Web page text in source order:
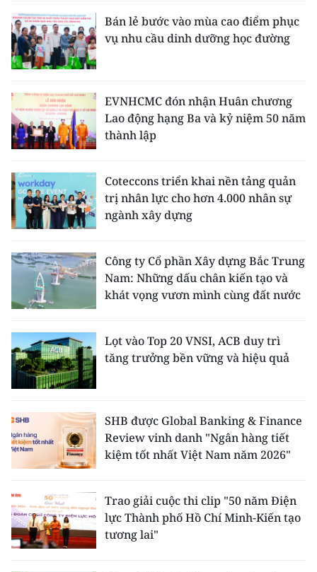
Bán lẻ bước vào mùa cao điểm phục
vụ nhu cầu dinh dưỡng học đường
EVNHCMC đón nhận Huân chương
Lao động hạng Ba và kỷ niệm 50 năm
thành lập
Coteccons triển khai nền tảng quản
trị nhân lực cho hơn 4.000 nhân sự
ngành xây dựng
Công ty Cổ phần Xây dựng Bắc Trung
Nam: Những dấu chân kiến tạo và
khát vọng vươn mình cùng đất nước
Lọt vào Top 20 VNSI, ACB duy trì
tăng trưởng bền vững và hiệu quả
SHB được Global Banking & Finance
Review vinh danh "Ngân hàng tiết
kiệm tốt nhất Việt Nam năm 2026"
Trao giải cuộc thi clip "50 năm Điện
lực Thành phố Hồ Chí Minh-Kiến tạo
tương lai"